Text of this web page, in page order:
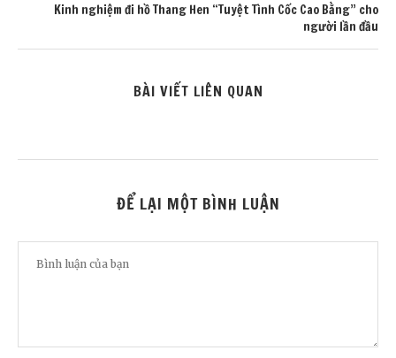
Kinh nghiệm đi hồ Thang Hen “Tuyệt Tình Cốc Cao Bằng” cho
người lần đầu
BÀI VIẾT LIÊN QUAN
ĐỂ LẠI MỘT BÌNH LUẬN